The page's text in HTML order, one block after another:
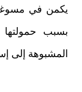
يكمن في
بسبب حمولتها
المشبوهة إلى